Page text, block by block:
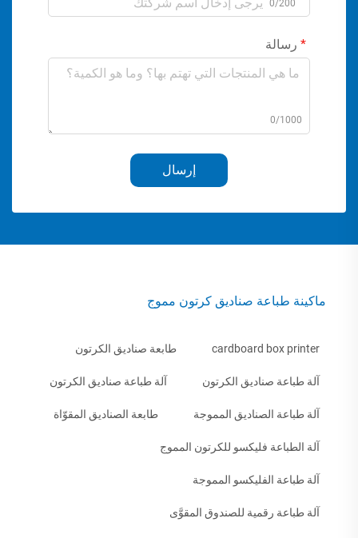
0/200
رسالة
0/1000
إرسال
ماكينة طباعة صناديق كرتون مموج
cardboard box printer طابعة صناديق الكرتون
آلة طباعة صناديق الكرتون آلة طباعة صناديق الكرتون
آلة طباعة الصناديق المموجة طابعة الصناديق المقوّاة
آلة الطباعة فليكسو للكرتون المموج
آلة طباعة الفليكسو المموجة
آلة طباعة رقمية للصندوق المقوَّى